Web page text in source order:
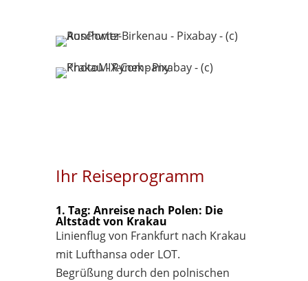
Ihr Reiseprogramm
1. Tag: Anreise nach Polen: Die
Altstadt von Krakau
Linienflug von Frankfurt nach Krakau
mit Lufthansa oder LOT.
Begrüßung durch den polnischen